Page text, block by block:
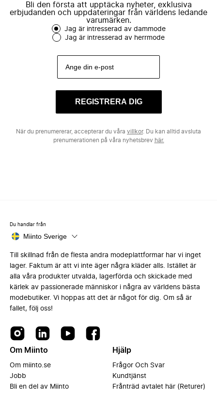
Bli den första att upptäcka nyheter, exklusiva
erbjudanden och uppdateringar från världens ledande
varumärken.
Jag är intresserad av dammode
Jag är intresserad av herrmode
REGISTRERA DIG
När du prenumererar, accepterar du våra villkor. Du kan alltid avsluta
prenumerationen på våra nyhetsbrev här.
Du handlar från
Miinto Sverige
Till skillnad från de flesta andra modeplattformar har vi inget
lager. Faktum är att vi inte äger några kläder alls. Istället är
alla våra produkter utvalda, lagerförda och skickade med
kärlek av passionerade människor i några av världens bästa
modebutiker. Vi hoppas att det är något för dig. Om så är
fallet, följ oss!
Om Miinto
Om miinto.se
Jobb
Bli en del av Miinto
Hjälp
Frågor Och Svar
Kundtjänst
Frånträd avtalet här (Returer)